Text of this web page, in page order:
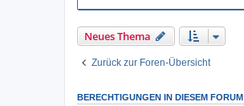
Neues Thema
Zurück zur Foren-Übersicht
BERECHTIGUNGEN IN DIESEM FORUM